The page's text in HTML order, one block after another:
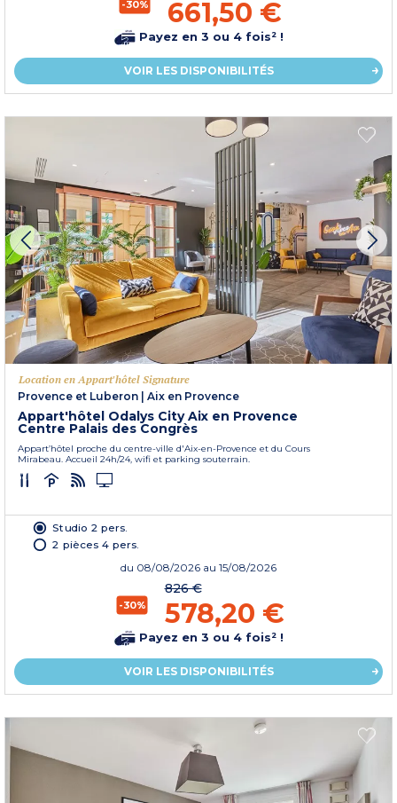
-30% 661,50 €
Payez en 3 ou 4 fois² !
VOIR LES DISPONIBILITÉS
Location en Appart'hôtel Signature
Provence et Luberon
Aix en Provence
Appart'hôtel Odalys City Aix en Provence
Centre Palais des Congrès
Appart’hôtel proche du centre-ville d'Aix-en-Provence et du Cours
Mirabeau. Accueil 24h/24, wifi et parking souterrain.
Studio 2 pers.
2 pièces 4 pers.
du 08/08/2026 au 15/08/2026
-30%
826 €
578,20 €
Payez en 3 ou 4 fois² !
VOIR LES DISPONIBILITÉS